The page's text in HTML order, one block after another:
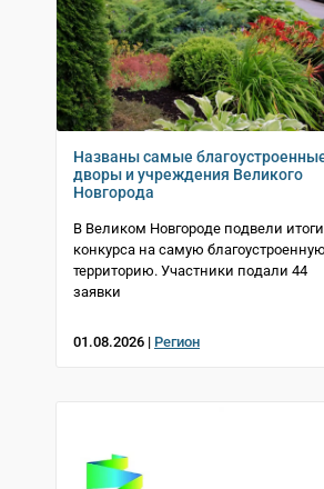
Названы самые
дворы и учреждения Великого
Новгорода
В Великом Новгороде подвели итоги
конкурса на самую благоустроенную
территорию. Участники подали 44
заявки
01.08.2026 | Регион